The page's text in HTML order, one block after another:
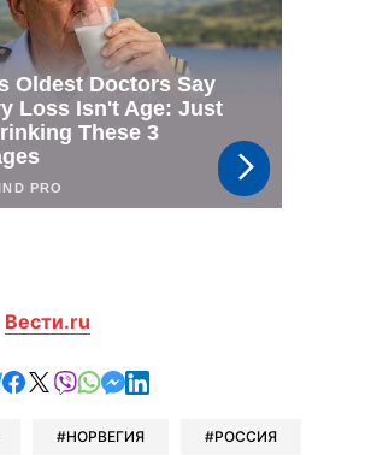
Вести.ru
отправить в Telegram
поделиться в Facebook
поделиться в X
отправить в Viber
отправить в Whatsapp
отправить в Messenger
отправить в LinkedIn
НОРВЕГИЯ РОССИЯ